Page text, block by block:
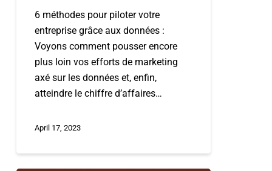
6 méthodes pour piloter votre
entreprise grâce aux données :
Voyons comment pousser encore
plus loin vos efforts de marketing
axé sur les données et, enfin,
atteindre le chiffre d’affaires…
April 17, 2023